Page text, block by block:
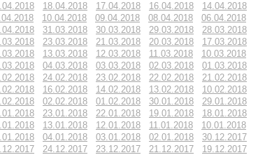
18.04.2018 17.04.2018 16.04.2018
14.04.2018
10.04.2018 09.04.2018 08.04.2018
06.04.2018
31.03.2018 30.03.2018 29.03.2018
28.03.2018
23.03.2018 21.03.2018 20.03.2018
17.03.2018
13.03.2018 12.03.2018 11.03.2018
10.03.2018
04.03.2018 03.03.2018 02.03.2018
01.03.2018
24.02.2018 23.02.2018 22.02.2018
21.02.2018
16.02.2018 14.02.2018 13.02.2018
10.02.2018
02.02.2018 01.02.2018 30.01.2018
29.01.2018
23.01.2018 22.01.2018 19.01.2018
18.01.2018
13.01.2018 12.01.2018 11.01.2018
10.01.2018
04.01.2018 03.01.2018 02.01.2018
30.12.2017
24.12.2017 23.12.2017 21.12.2017
19.12.2017